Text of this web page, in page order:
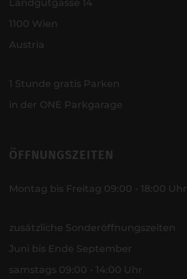
Landgutgasse 14
1100 Wien
Austria
1 Stunde gratis Parken
in der ONE Parkgarage
ÖFFNUNGSZEITEN
Montag bis Freitag 09:00 - 18:00 Uhr
zusätzliche Sonderöffnungszeiten
Juni bis Ende September
samstags 09:00 - 14:00 Uhr